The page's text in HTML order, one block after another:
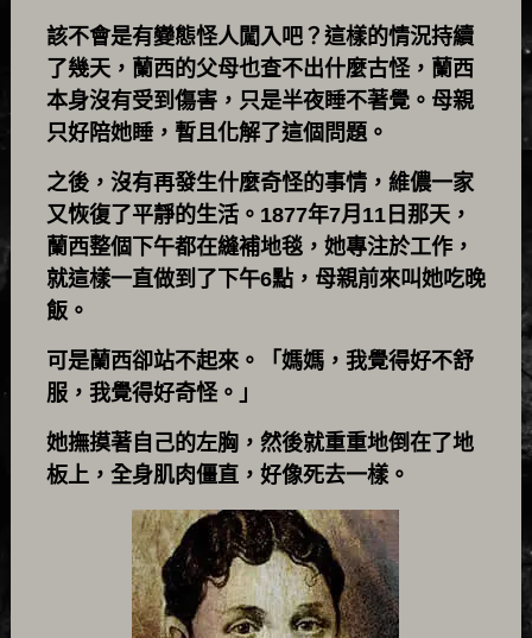
該不會是有變態怪人闖入吧？這樣的情況持續
了幾天，蘭西的父母也查不出什麼古怪，蘭西
本身沒有受到傷害，只是半夜睡不著覺。母親
只好陪她睡，暫且化解了這個問題。
之後，沒有再發生什麼奇怪的事情，維儂一家
又恢復了平靜的生活。1877年7月11日那天，
蘭西整個下午都在縫補地毯，她專注於工作，
就這樣一直做到了下午6點，母親前來叫她吃晚
飯。
可是蘭西卻站不起來。「媽媽，我覺得好不舒
服，我覺得好奇怪。」
她撫摸著自己的左胸，然後就重重地倒在了地
板上，全身肌肉僵直，好像死去一樣。